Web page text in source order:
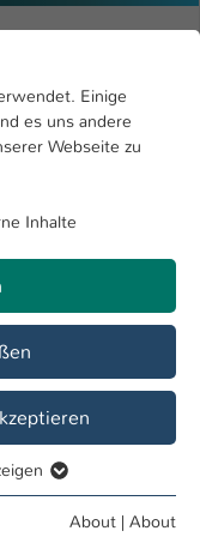
4 submenu
Einige
es uns andere
Webseite zu
Inhalte
Funktionen
About | About